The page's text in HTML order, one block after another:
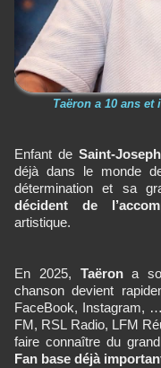
Taëron a 10 ans
Enfant deSaint-Joseph
déjà dans le monde
détermination et sa
décident de
artistique.
En 2025, Taërona
chanson devient
FaceBook, Instagram,
FM, RSL Radio, LFM
faire connaître du
Fan base déjà